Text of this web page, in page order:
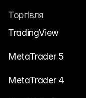
Snaps
Торгівля
TradingView
MetaTrader 5
MetaTrader 4